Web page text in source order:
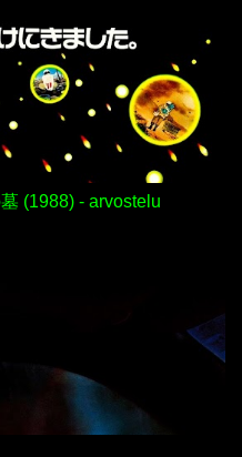
(1988) - arvostelu